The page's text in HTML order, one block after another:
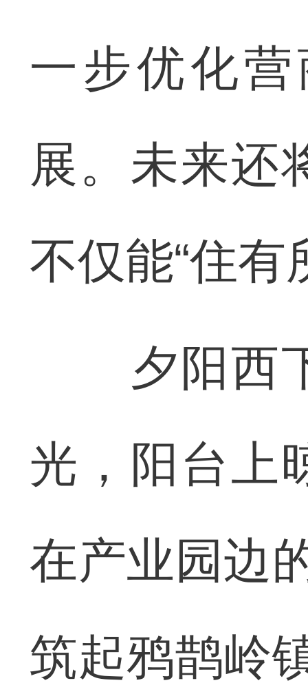
一步优化
展。未来还
不仅能“住有
夕阳西下
光，阳台上
在产业园边
筑起鸦鹊岭